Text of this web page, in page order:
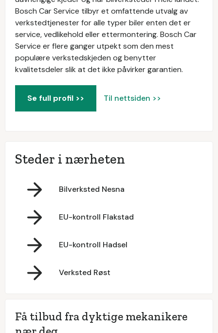
Bosch Car Service tilbyr et omfattende utvalg av
verkstedtjenester for alle typer biler enten det er
service, vedlikehold eller ettermontering. Bosch Car
Service er flere ganger utpekt som den mest
populære verkstedskjeden og benytter
kvalitetsdeler slik at det ikke påvirker garantien.
Se full profil >> Til nettsiden >>
Steder i nærheten
Bilverksted Nesna
EU-kontroll Flakstad
EU-kontroll Hadsel
Verksted Røst
Få tilbud fra dyktige mekanikere